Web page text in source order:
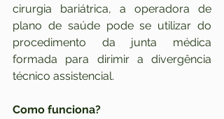
cirurgia bariátrica, a operadora de
plano de saúde pode se utilizar do
procedimento da junta médica
formada para dirimir a divergência
técnico assistencial.
Como funciona?